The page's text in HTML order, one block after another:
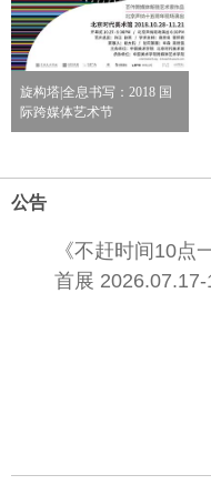
旋构塔|全息书写：2018 国
际跨媒体艺术节
公告
《不赶时间10点
首展 2026.07.17-